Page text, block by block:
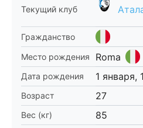
Текущий клуб
Гражданство
Место рождения
Roma
Дата рождения 1 января,
Возраст 27
Вес (кг) 85